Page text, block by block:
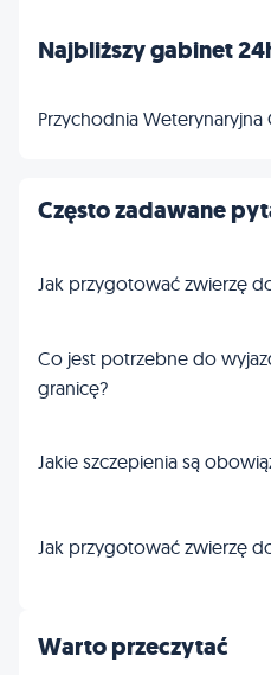
Najbliższy gabinet
Często zadawane
Jak przygotować zwierzę
Co jest potrzebne do
granicę?
Jakie szczepienia są
Jak przygotować zwierzę
Warto przeczytać